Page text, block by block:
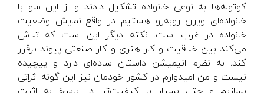
کوتوله‌ها به نوعی خانواده تشکیل دادند و از این سو با
خانواده‌ای ویران روبه‌رو هستیم در واقع نمایش وضعیت
خانواده در غرب است. نکته دیگر این است که تلاش
می‌کند بین خلاقیت و کار هنری و کار صنعتی پیوند برقرار
کند. به نظرم انیمیشن داستان ساده‌ای دارد و پیچیده
نیست و من امیدوارم در کشور خودمان نیز این گونه اثراتی